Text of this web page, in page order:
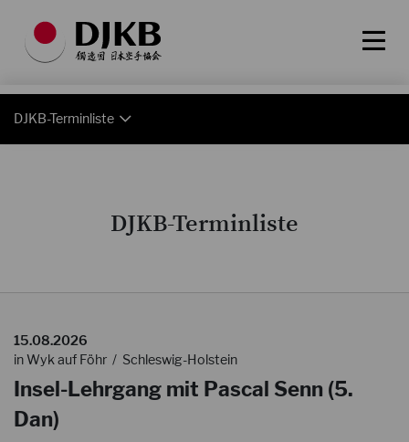
DJKB-Terminliste
DJKB-Terminliste
15.08.2026
in Wyk auf Föhr / Schleswig-Holstein
Insel-Lehrgang mit Pascal Senn (5.
Dan)